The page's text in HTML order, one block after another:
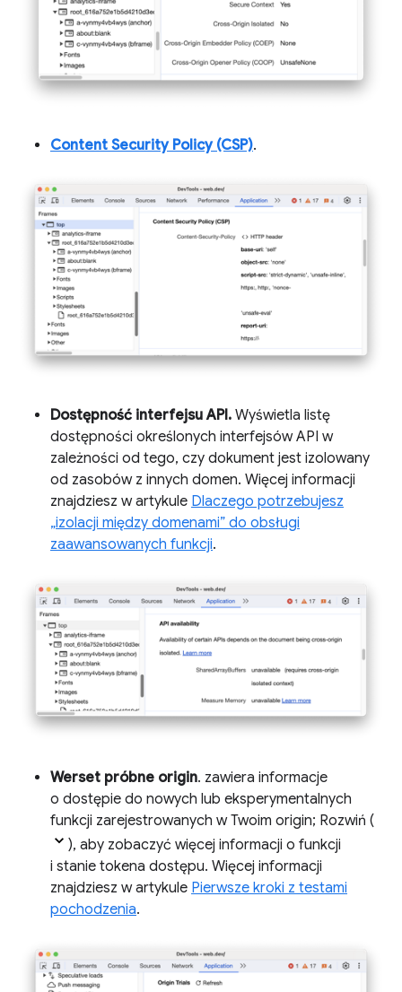
Content Security Policy (CSP).
Dostępność interfejsu API. Wyświetla listę
dostępności określonych interfejsów API w
zależności od tego, czy dokument jest izolowany
od zasobów z innych domen. Więcej informacji
znajdziesz w artykule Dlaczego potrzebujesz
„izolacji między domenami” do obsługi
zaawansowanych funkcji.
Werset próbne origin. zawiera informacje
o dostępie do nowych lub eksperymentalnych
funkcji zarejestrowanych w Twoim origin; Rozwiń (
), aby zobaczyć więcej informacji o funkcji
i stanie tokena dostępu. Więcej informacji
znajdziesz w artykule Pierwsze kroki z testami
pochodzenia.